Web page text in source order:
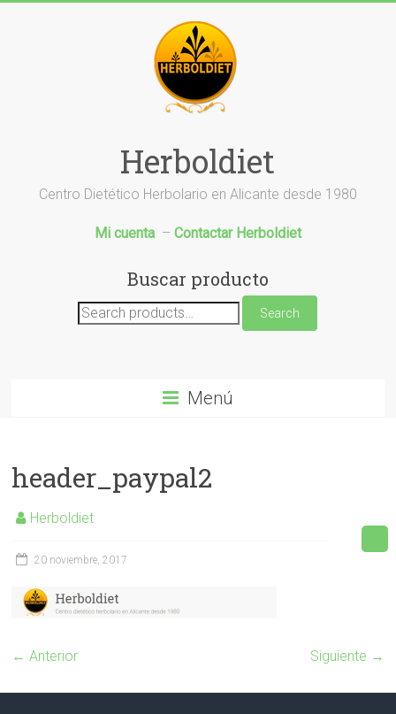
Herboldiet
Centro Dietético Herbolario en Alicante desde 1980
Mi cuenta – Contactar Herboldiet
Buscar producto
Search
for:
Search
Menú
header_paypal2
Herboldiet
20 noviembre, 2017
← Anterior Siguiente →